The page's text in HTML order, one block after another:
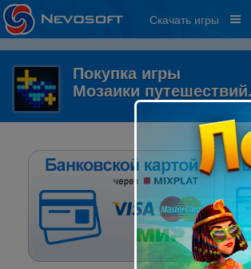
Скачать игры
Покупка игры
Мозаики